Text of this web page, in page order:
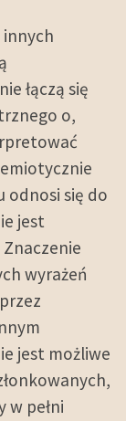
łączą się
o,
odnosi się do
jest
wyrażeń
jest możliwe
w pełni